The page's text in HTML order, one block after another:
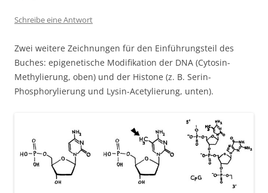
Schreibe eine Antwort
Zwei weitere Zeichnungen für den Einführungsteil des
Buches: epigenetische Modifikation der DNA (Cytosin-
Methylierung, oben) und der Histone (z. B. Serin-
Phosphorylierung und Lysin-Acetylierung, unten).